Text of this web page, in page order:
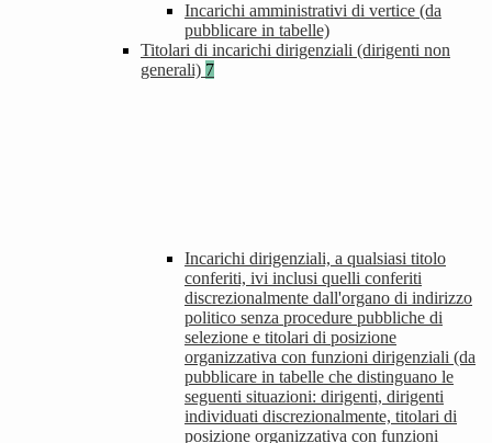
Incarichi amministrativi di vertice (da
pubblicare in tabelle)
Titolari di incarichi dirigenziali (dirigenti non
generali) 7
Incarichi dirigenziali, a qualsiasi titolo
conferiti, ivi inclusi quelli conferiti
discrezionalmente dall'organo di indirizzo
politico senza procedure pubbliche di
selezione e titolari di posizione
organizzativa con funzioni dirigenziali (da
pubblicare in tabelle che distinguano le
seguenti situazioni: dirigenti, dirigenti
individuati discrezionalmente, titolari di
posizione organizzativa con funzioni